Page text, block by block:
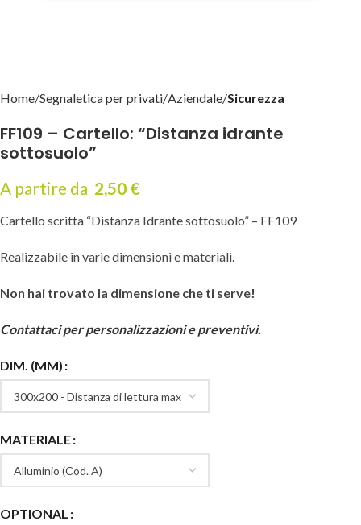
Home Segnaletica per privati Aziendale Sicurezza
FF109 – Cartello: “Distanza idrante
sottosuolo”
A partire da 2,50 €
Cartello scritta “Distanza Idrante sottosuolo” – FF109
Realizzabile in varie dimensioni e materiali.
Non hai trovato la dimensione che ti serve!
Contattaci per personalizzazioni e preventivi.
DIM. (MM)
MATERIALE
OPTIONAL